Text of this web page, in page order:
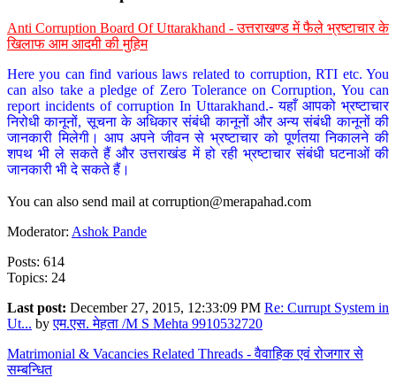
Anti Corruption Board Of Uttarakhand - उत्तराखण्ड में फैले भ्रष्टाचार के
खिलाफ आम आदमी की मुहिम
Here you can find various laws related to corruption, RTI etc. You
can also take a pledge of Zero Tolerance on Corruption, You can
report incidents of corruption In Uttarakhand.- यहाँ आपको भ्रष्टाचार
निरोधी कानूनों, सूचना के अधिकार संबंधी कानूनों और अन्य संबंधी कानूनों की
जानकारी मिलेगी। आप अपने जीवन से भ्रष्टाचार को पूर्णतया निकालने की
शपथ भी ले सकते हैं और उत्तराखंड में हो रही भ्रष्टाचार संबंधी घटनाओं की
जानकारी भी दे सकते हैं।
You can also send mail at corruption@merapahad.com
Moderator: Ashok Pande
Posts: 614
Topics: 24
Last post: December 27, 2015, 12:33:09 PM Re: Currupt System in
Ut... byएम.एस. मेहता /M S Mehta 9910532720
Matrimonial & Vacancies Related Threads - वैवाहिक एवं रोजगार से
सम्बन्धित